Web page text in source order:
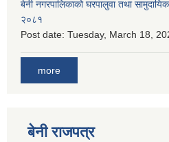
बेनी नगरपालिकाको घरपालुवा तथा
२०८१
Post date: Tuesday, March 18,
more
बेनी राजपत्र